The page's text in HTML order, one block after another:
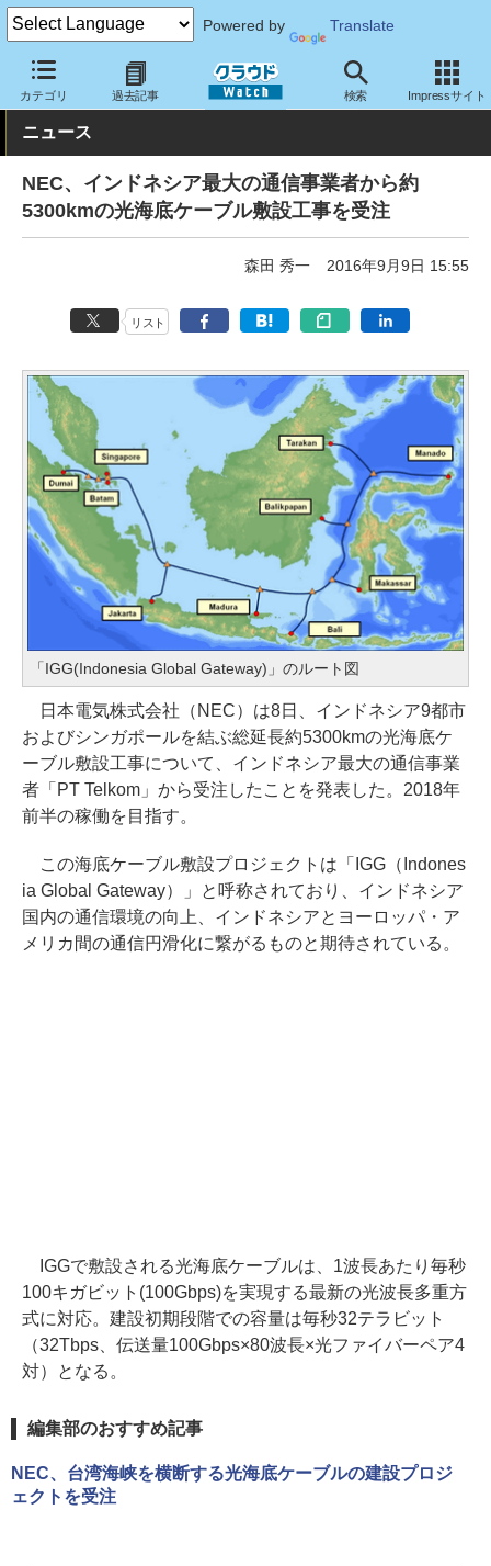
Powered by Translate
カテゴリ 過去記事 検索 Impressサイト
クラウド Watch ネットワーク 通信インフラ
ニュース
NEC、インドネシア最大の通信事業者から約
5300kmの光海底ケーブル敷設工事を受注
森田 秀一 2016年9月9日 15:55
リスト
「IGG(Indonesia Global Gateway)」のルート図
日本電気株式会社（NEC）は8日、インドネシア9都市
およびシンガポールを結ぶ総延長約5300kmの光海底ケ
ーブル敷設工事について、インドネシア最大の通信事業
者「PT Telkom」から受注したことを発表した。2018年
前半の稼働を目指す。
この海底ケーブル敷設プロジェクトは「IGG（Indones
ia Global Gateway）」と呼称されており、インドネシア
国内の通信環境の向上、インドネシアとヨーロッパ・ア
メリカ間の通信円滑化に繋がるものと期待されている。
IGGで敷設される光海底ケーブルは、1波長あたり毎秒
100キガビット(100Gbps)を実現する最新の光波長多重方
式に対応。建設初期段階での容量は毎秒32テラビット
（32Tbps、伝送量100Gbps×80波長×光ファイバーペア4
対）となる。
編集部のおすすめ記事
NEC、台湾海峡を横断する光海底ケーブルの建設プロジ
ェクトを受注